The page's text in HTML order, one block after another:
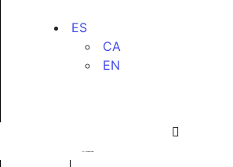
ES
CA
EN